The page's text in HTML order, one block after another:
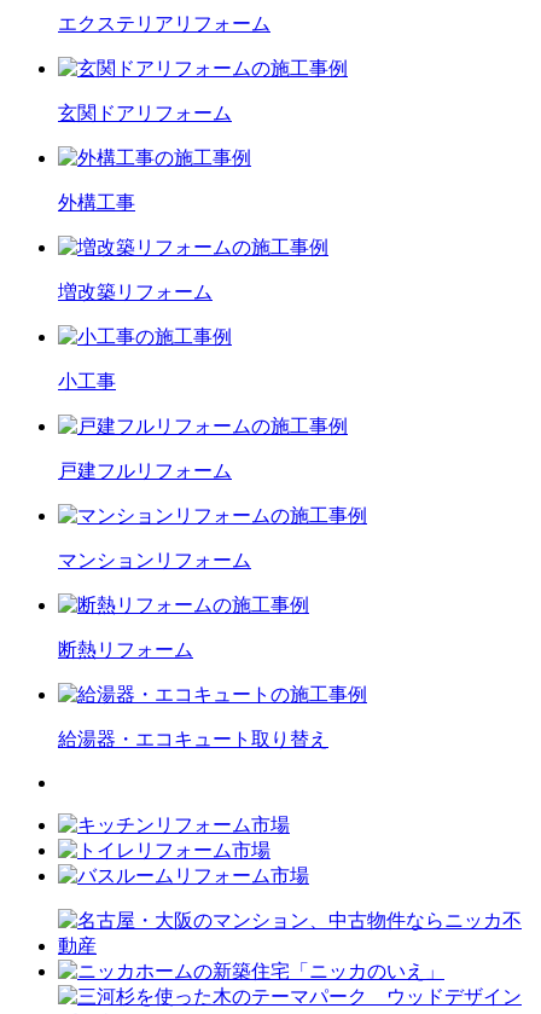
エクステリア リフォーム
玄関ドア リフォーム
外構工事
増改築リフォーム
小工事
戸建フルリフォーム
マンション リフォーム
断熱リフォーム
給湯器・エコキュート 取り替え